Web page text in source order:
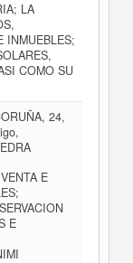
LA
INMUEBLES;
COMO SU
24,
E
E